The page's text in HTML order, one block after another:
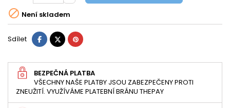
 Není skladem
Sdílet SdíletTweetPinterest
BEZPEČNÁ PLATBA
VŠECHNY NAŠE PLATBY JSOU ZABEZPEČENY PROTI
ZNEUŽITÍ. VYUŽÍVÁME PLATEBNÍ BRÁNU THEPAY